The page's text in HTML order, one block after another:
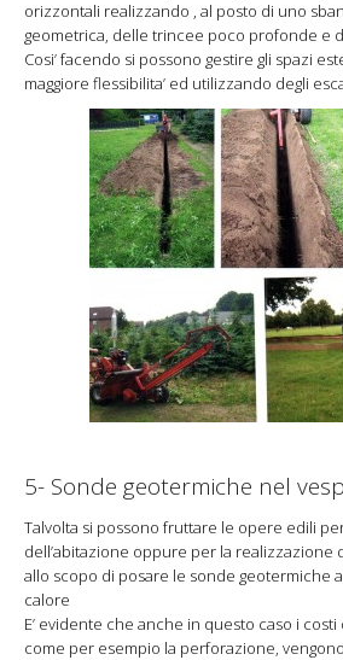
orizzontali realizzando , al posto di uno
geometrica, delle trincee poco profonde e
Cosi’ facendo si possono gestire gli spazi
maggiore flessibilita’ ed utilizzando degli
5- Sonde geotermiche nel
Talvolta si possono fruttare le opere edili
dell’abitazione oppure per la realizzazione
allo scopo di posare le sonde geotermiche
calore
E’ evidente che anche in questo caso i
come per esempio la perforazione,